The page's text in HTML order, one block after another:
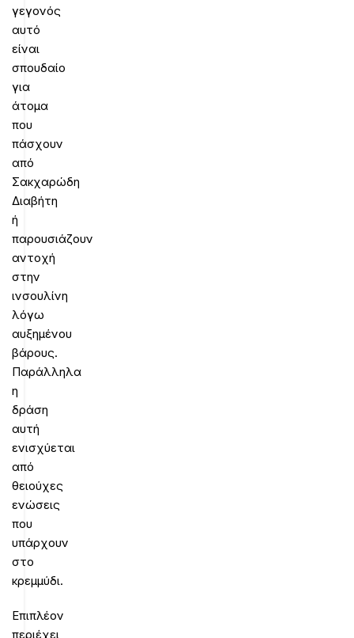
γεγονός
αυτό
είναι
σπουδαίο
για
άτομα
που
πάσχουν
από
Σακχαρώδη
Διαβήτη
ή
παρουσιάζουν
αντοχή
στην
ινσουλίνη
λόγω
αυξημένου
βάρους.
Παράλληλα
η
δράση
αυτή
ενισχύεται
από
θειούχες
ενώσεις
που
υπάρχουν
στο
κρεμμύδι.
Επιπλέον
περιέχει